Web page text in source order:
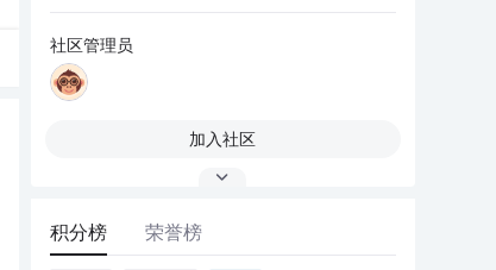
社区管理员
加入社区
积分榜 荣誉榜